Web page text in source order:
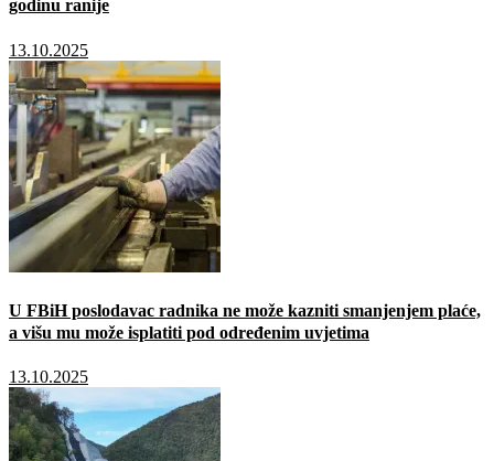
godinu ranije
13.10.2025
U FBiH poslodavac radnika ne može kazniti smanjenjem plaće,
a višu mu može isplatiti pod određenim uvjetima
13.10.2025